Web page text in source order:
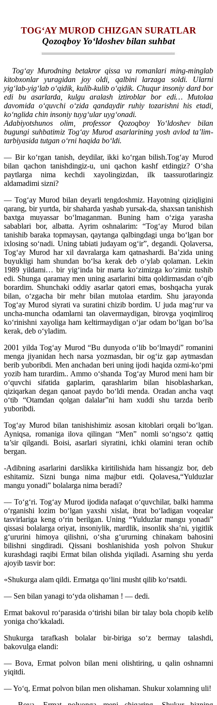
TOG‘AY MUROD CHIZGAN SURATLAR
Qozoqboy Yo‘ldoshev bilan suhbat
Tog‘ay Murodning betakror qissa va romanlari ming-minglab
kitobxonlar yuragidan joy oldi, qalbini larzaga soldi. Ularni
yig‘lab-yig‘lab o‘qidik, kulib-kulib o‘qidik. Chuqur insoniy dard bor
edi bu asarlarda, kulgu aralash iztiroblar bor edi… Mutolaa
davomida o‘quvchi o‘zida qandaydir ruhiy tozarishni his etadi,
ko‘nglida chin insoniy tuyg‘ular uyg‘onadi.
Adabiyotshunos olim, professor Qozoqboy Yo‘ldoshev bilan
bugungi suhbatimiz Tog‘ay Murod asarlarining yosh avlod ta’lim-
tarbiyasida tutgan o‘rni haqida bo‘ldi.
— Bir ko‘rgan tanish, deydilar, ikki ko‘rgan bilish.Tog‘ay Murod
bilan qachon tanishdingiz-u, uni qachon kashf etdingiz? O‘sha
paytlarga nima kechdi xayolingizdan, ilk taassurotlaringiz
aldamadimi sizni?
— Tog‘ay Murod bilan deyarli tengdoshmiz. Hayotning qiziqligini
qarang, bir yurtda, bir shaharda yashab yursak-da, shaxsan tanishish
baxtga muyassar bo‘lmaganman. Buning ham o‘ziga yarasha
sabablari bor, albatta. Ayrim oshnalarim: “Tog‘ay Murod bilan
tanishib baraka topmaysan, qaytanga qalbingdagi unga bo‘lgan bor
ixlosing so‘nadi. Uning tabiati judayam og‘ir”, degandi. Qolaversa,
Tog‘ay Murod har xil davralarga kam qatnashardi. Ba’zida uning
buyukligi ham shundan bo‘lsa kerak deb o‘ylab qolaman. Lekin
1989 yildami… bir yig‘inda bir marta ko‘zimizga ko‘zimiz tushib
edi. Shunga qaramay men uning asarlarini bitta qoldirmasdan o‘qib
borardim. Shunchaki oddiy asarlar qatori emas, boshqacha yurak
bilan, o‘zgacha bir mehr bilan mutolaa etardim. Shu jarayonda
Tog‘ay Murod siyrati va suratini chizib bordim. U juda mag‘rur va
uncha-muncha odamlarni tan olavermaydigan, birovga yoqimliroq
ko‘rinishni xayoliga ham keltirmaydigan o‘jar odam bo‘lgan bo‘lsa
kerak, deb o‘yladim.
2001 yilda Tog‘ay Murod “Bu dunyoda o‘lib bo‘lmaydi” romanini
menga jiyanidan hech narsa yozmasdan, bir og‘iz gap aytmasdan
berib yuboribdi. Men anchadan beri uning ijodi haqida ozmi-ko‘pmi
yozib ham turardim.. Ammo o‘shanda Tog‘ay Murod meni ham bir
o‘quvchi sifatida gaplarim, qarashlarim bilan hisoblasharkan,
qiziqarkan degan qanoat paydo bo‘ldi menda. Oradan ancha vaqt
o‘tib “Otamdan qolgan dalalar”ni ham xuddi shu tarzda berib
yuboribdi.
Tog‘ay Murod bilan tanishishimiz asosan kitoblari orqali bo‘lgan.
Ayniqsa, romaniga ilova qilingan “Men” nomli so‘ngso‘z qattiq
ta’sir qilgandi. Boisi, asarlari siyratini, ichki olamini teran ochib
bergan.
-Adibning asarlarini darslikka kiritilishida ham hissangiz bor, deb
eshitamiz. Sizni bunga nima majbur etdi. Qolavesa,“Yulduzlar
mangu yonadi” bolalarga nima beradi?
— To‘g‘ri. Tog‘ay Murod ijodida nafaqat o‘quvchilar, balki hamma
o‘rganishi lozim bo‘lgan yaxshi xislat, ibrat bo‘ladigan voqealar
tasvirlariga keng o‘rin berilgan. Uning “Yulduzlar mangu yonadi”
qissasi bolalarga oriyat, insoniylik, mardlik, insonlik sha’ni, yigitlik
g‘ururini himoya qilishni, o‘sha g‘ururning chinakam bahosini
bilishni singdiradi. Qissani boshlanishida yosh polvon Shukur
kurashdagi raqibi Ermat bilan olishda yiqiladi. Asarning shu yerda
ajoyib tasvir bor:
«Shukurga alam qildi. Ermatga qo‘lini musht qilib ko‘rsatdi.
— Sen bilan yanagi to‘yda olishaman ! — dedi.
Ermat bakovul ro‘parasida o‘tirishi bilan bir talay bola chopib kelib
yoniga cho‘kkaladi.
Shukurga tarafkash bolalar bir-biriga so‘z bermay talashdi,
bakovulga elandi:
— Bova, Ermat polvon bilan meni olishtiring, u qalin oshnamni
yiqitdi.
— Yo‘q, Ermat polvon bilan men olishaman. Shukur xolamning uli!